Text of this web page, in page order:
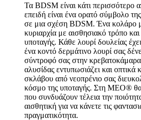
Τα BDSM είναι κάτι περισσότερο
επειδή είναι ένα ορατό σύμβολο
σε μια σχέση BDSM. Ένα κολάρο
κυριαρχία με αισθησιακό τρόπο και
υποταγής. Κάθε λουρί δουλείας
ένα κοντό δερμάτινο λουρί σας
σύντροφό σας στην
αλυσίδας εντυπωσιάζει και οπτικά
σκλάβου από νεοπρένιο σας
κόσμο της υποταγής. Στη MEO®
που συνδυάζουν τέλεια την
αισθητική για να κάνετε τις
πραγματικότητα.